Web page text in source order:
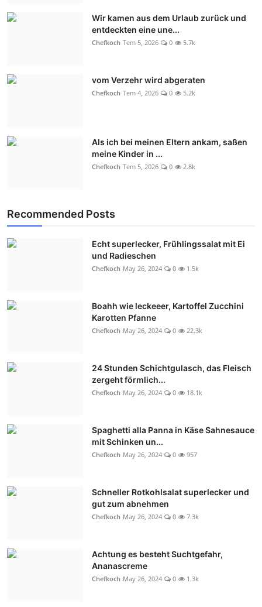
Wir kamen aus dem Urlaub zurück und
entdeckten eine une...
Chefkoch Tem 5, 2026 0 5.7k
vom Verzehr wird abgeraten
Chefkoch Tem 4, 2026 0 5.2k
Als ich bei meinen Eltern ankam, saßen
meine Kinder in ...
Chefkoch Tem 5, 2026 0 2.8k
Recommended Posts
Echt superlecker, Frühlingssalat mit Ei
und Radieschen
Chefkoch May 26, 2024 0 1.5k
Boahh wie leckeeer, Kartoffel Zucchini
Karotten Pfanne
Chefkoch May 26, 2024 0 22.3k
24 Stunden Schichtgulasch, das Fleisch
zergeht förmlich...
Chefkoch May 26, 2024 0 18.1k
Spaghetti alla Panna in Käse Sahnesauce
mit Schinken un...
Chefkoch May 26, 2024 0 957
Schneller Rotkohlsalat superlecker und
gut zum abnehmen
Chefkoch May 26, 2024 0 7.3k
Achtung es besteht Suchtgefahr,
Ananascreme
Chefkoch May 26, 2024 0 1.3k